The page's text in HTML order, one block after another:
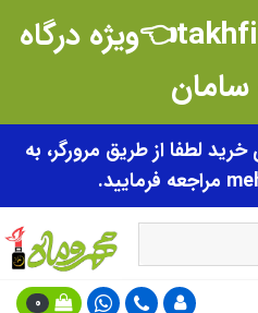
کد تخفیف takhfif0505👈ویژه درگاه
لطفا از طریق مرورگر، به
0